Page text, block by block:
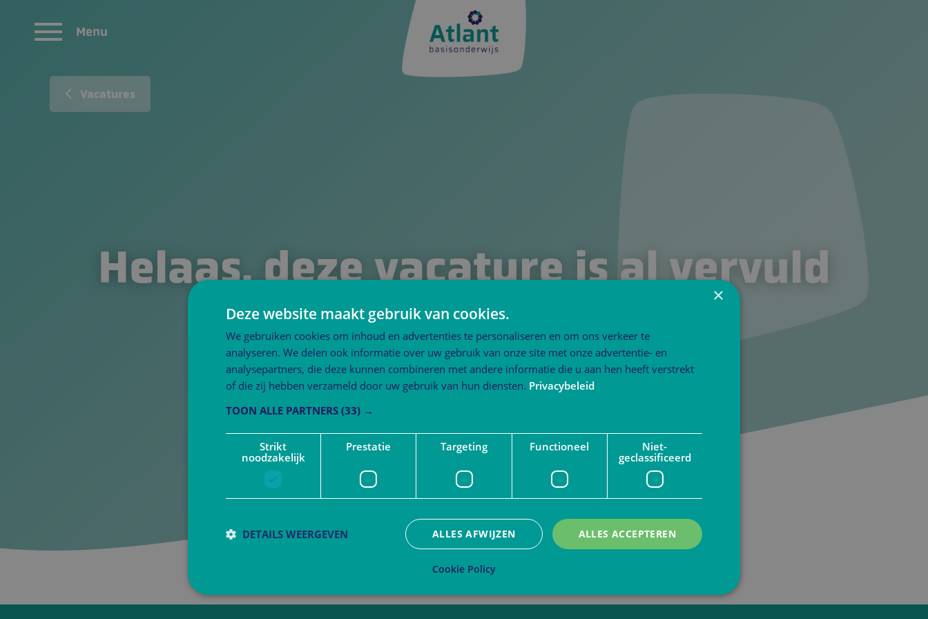
Menu
Vacatures
Helaas, deze vacature is al vervuld
×
Deze website maakt gebruik van cookies.
We gebruiken cookies om inhoud en advertenties te personaliseren en om ons verkeer te
analyseren. We delen ook informatie over uw gebruik van onze site met onze advertentie- en
analysepartners, die deze kunnen combineren met andere informatie die u aan hen heeft verstrekt
of die zij hebben verzameld door uw gebruik van hun diensten. Privacybeleid
TOON ALLE PARTNERS (33) →
Strikt
noodzakelijk
Prestatie Targeting Functioneel
Niet-
geclassificeerd
ALLES ACCEPTEREN
ALLES AFWIJZEN
DETAILS WEERGEVEN
Cookie Policy